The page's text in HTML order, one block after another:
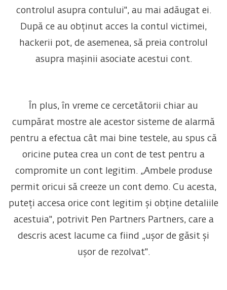
controlul asupra contului", au mai adăugat ei.
După ce au obținut acces la contul victimei,
hackerii pot, de asemenea, să preia controlul
asupra mașinii asociate acestui cont.
În plus, în vreme ce cercetătorii chiar au
cumpărat mostre ale acestor sisteme de alarmă
pentru a efectua cât mai bine testele, au spus că
oricine putea crea un cont de test pentru a
compromite un cont legitim. „Ambele produse
permit oricui să creeze un cont demo. Cu acesta,
puteți accesa orice cont legitim și obține detaliile
acestuia", potrivit Pen Partners Partners, care a
descris acest lacume ca fiind „ușor de găsit și
ușor de rezolvat".